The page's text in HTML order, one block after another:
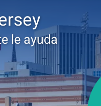
le ayuda